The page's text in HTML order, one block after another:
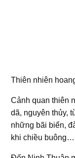
Thiên nhiên
Cảnh quan thiên
dã, nguyên thủy,
những bãi biển,
khi chiều buông…